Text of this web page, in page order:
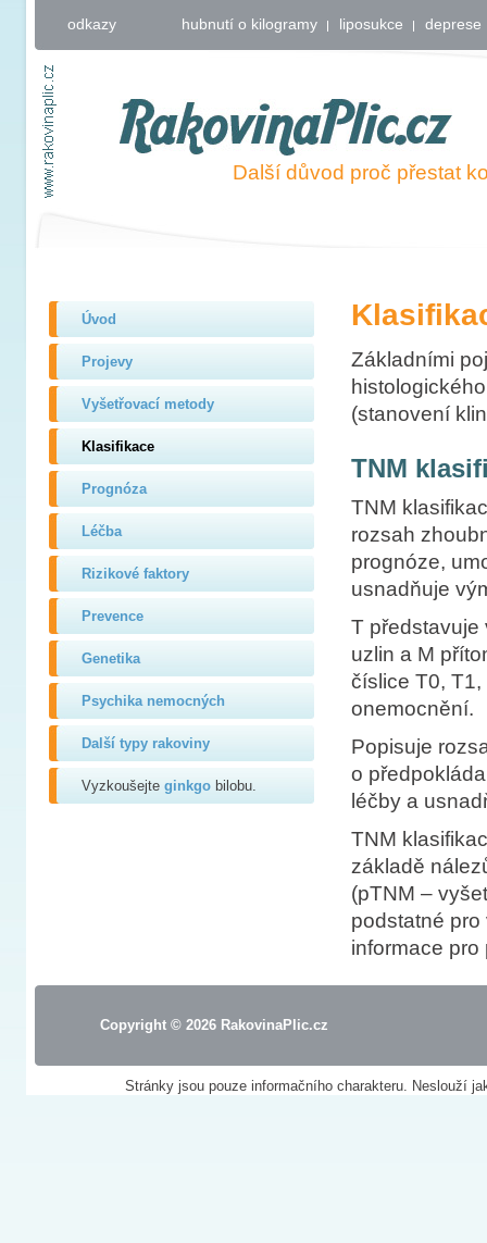
odkazy hubnutí o kilogramy liposukce deprese
RakovinaPlic.cz
Další důvod proč přestat
Základními
(stanovení
TNM
TNM
rozsah
prognóze,
usnadňuje
T představuje
uzlin a M
číslice T0,
onemocnění.
Popisuje
o
léčby a
TNM
základě
(pTNM –
podstatné
informace
Úvod
Projevy
Vyšetřovací metody
Klasifikace
Prognóza
Léčba
Rizikové faktory
Prevence
Genetika
Psychika nemocných
Další typy rakoviny
Vyzkoušejte ginkgobilobu.
Copyright © 2026 RakovinaPlic.cz
Stránky jsou pouze informačního charakteru. Neslouží